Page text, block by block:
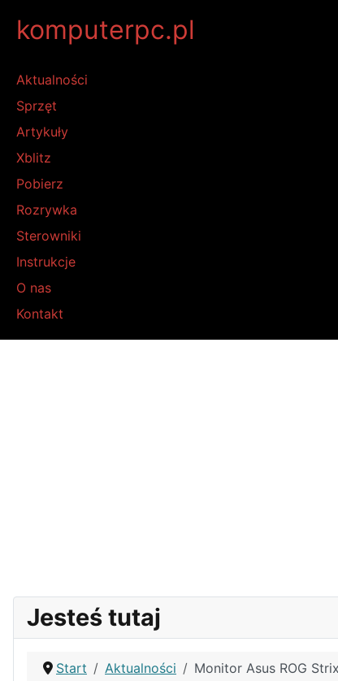
komputerpc.pl
Aktualności
Sprzęt
Artykuły
Xblitz
Pobierz
Rozrywka
Sterowniki
Instrukcje
O nas
Kontakt
Jesteś tutaj
Start Aktualności Monitor Asus ROG